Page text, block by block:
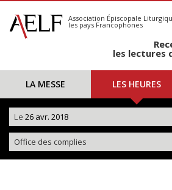
S'abonner
Calendrier
Association Épiscopale
les pays Francophones
les lectures
LA MESSE LES HEURES
Le 26 avr. 2018
Office des complies